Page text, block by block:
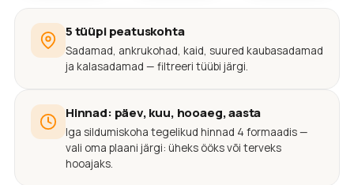
5 tüüpi peatuskohta
Sadamad, ankrukohad, kaid, suured kaubasadamad
ja kalasadamad — filtreeri tüübi järgi.
Hinnad: päev, kuu, hooaeg, aasta
Iga sildumiskoha tegelikud hinnad 4 formaadis —
vali oma plaani järgi: üheks ööks või terveks
hooajaks.